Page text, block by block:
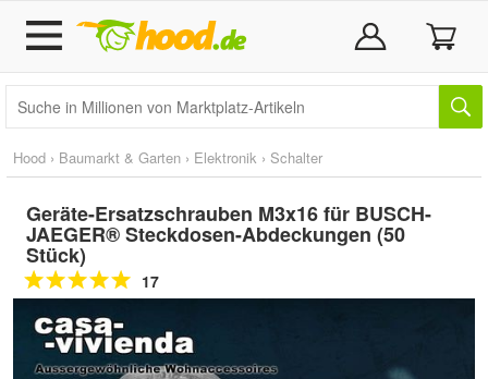
Hood › Baumarkt & Garten › Elektronik › Schalter
Geräte-Ersatzschrauben M3x16 für BUSCH-
JAEGER® Steckdosen-Abdeckungen (50
Stück)
17